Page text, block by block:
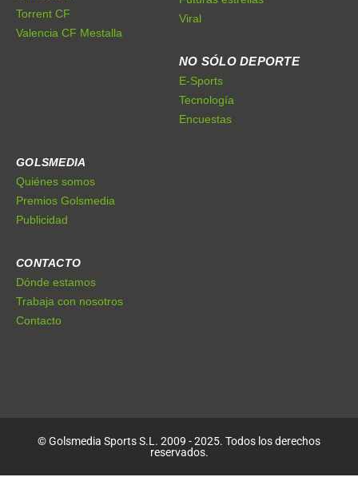
Torrent CF
Valencia CF Mestalla
Viral
NO SÓLO DEPORTE
E-Sports
Tecnología
Encuestas
GOLSMEDIA
Quiénes somos
Premios Golsmedia
Publicidad
CONTACTO
Dónde estamos
Trabaja con nosotros
Contacto
© Golsmedia Sports S.L. 2009 - 2025. Todos los derechos
reservados.